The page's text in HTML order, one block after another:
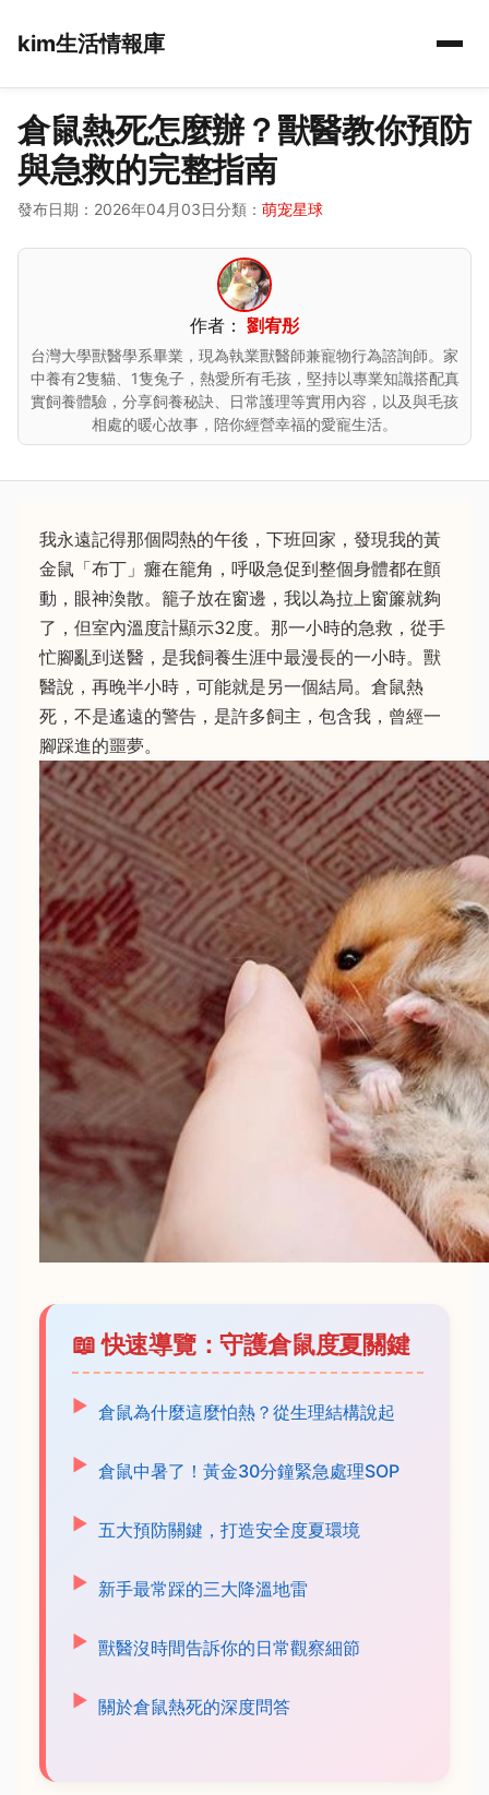
kim生活情報庫
倉鼠熱死怎麼辦？獸醫教你預防
與急救的完整指南
發布日期：2026年04月03日分類： 萌宠星球
作者： 劉宥彤
台灣大學獸醫學系畢業，現為執業獸醫師兼寵物行為諮詢師。家
中養有2隻貓、1隻兔子，熱愛所有毛孩，堅持以專業知識搭配真
實飼養體驗，分享飼養秘訣、日常護理等實用內容，以及與毛孩
相處的暖心故事，陪你經營幸福的愛寵生活。
我永遠記得那個悶熱的午後，下班回家，發現我的黃
金鼠「布丁」癱在籠角，呼吸急促到整個身體都在顫
動，眼神渙散。籠子放在窗邊，我以為拉上窗簾就夠
了，但室內溫度計顯示32度。那一小時的急救，從手
忙腳亂到送醫，是我飼養生涯中最漫長的一小時。獸
醫說，再晚半小時，可能就是另一個結局。倉鼠熱
死，不是遙遠的警告，是許多飼主，包含我，曾經一
腳踩進的噩夢。
📖 快速導覽：守護倉鼠度夏關鍵
倉鼠為什麼這麼怕熱？從生理結構說起
倉鼠中暑了！黃金30分鐘緊急處理SOP
五大預防關鍵，打造安全度夏環境
新手最常踩的三大降溫地雷
獸醫沒時間告訴你的日常觀察細節
關於倉鼠熱死的深度問答